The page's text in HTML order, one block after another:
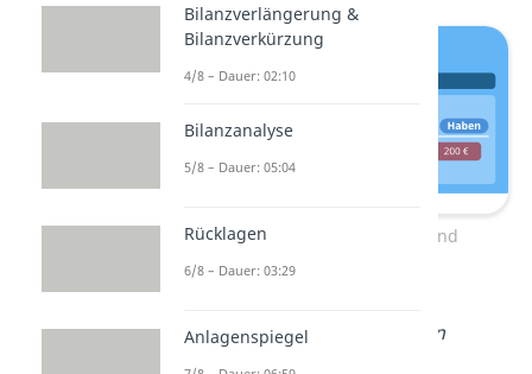
Geschäftsvorfall 1: Aktiv- und
Passivkonten
➡️Beispiel 2:Du nimmst einen
Bankkredit von 20.000 € auf.
Bilanzverlängerung &
Bilanzverkürzung
4/8 – Dauer: 02:10
Bilanzanalyse
5/8 – Dauer: 05:04
Rücklagen
6/8 – Dauer: 03:29
Anlagenspiegel